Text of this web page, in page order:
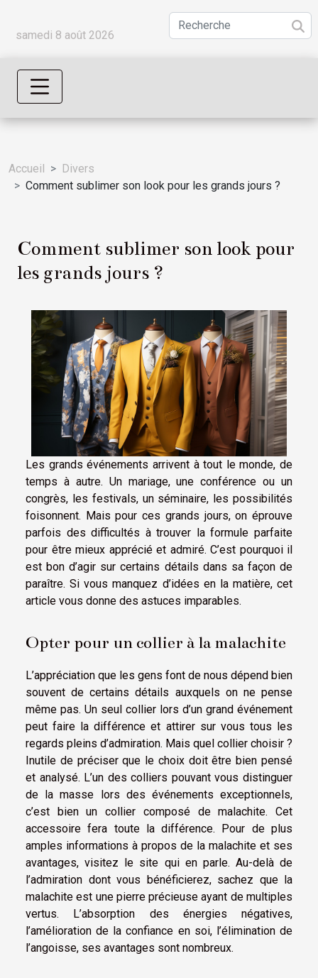
samedi 8 août 2026
Accueil
Divers
Comment sublimer son look pour les grands jours ?
Comment sublimer son look pour
les grands jours ?
Les grands événements arrivent à tout le monde, de
temps à autre. Un mariage, une conférence ou un
congrès, les festivals, un séminaire, les possibilités
foisonnent. Mais pour ces grands jours, on éprouve
parfois des difficultés à trouver la formule parfaite
pour être mieux apprécié et admiré. C’est pourquoi il
est bon d’agir sur certains détails dans sa façon de
paraître. Si vous manquez d’idées en la matière, cet
article vous donne des astuces imparables.
Opter pour un collier à la malachite
L’appréciation que les gens font de nous dépend bien
souvent de certains détails auxquels on ne pense
même pas. Un seul collier lors d’un grand événement
peut faire la différence et attirer sur vous tous les
regards pleins d’admiration. Mais quel collier choisir ?
Inutile de préciser que le choix doit être bien pensé
et analysé. L’un des colliers pouvant vous distinguer
de la masse lors des événements exceptionnels,
c’est bien un collier composé de malachite. Cet
accessoire fera toute la différence. Pour de plus
amples informations à propos de la malachite et ses
avantages,visitez le site qui en parle. Au-delà de
l’admiration dont vous bénéficierez, sachez que la
malachite est une pierre précieuse ayant de multiples
vertus. L’absorption des énergies négatives,
l’amélioration de la confiance en soi, l’élimination de
l’angoisse, ses avantages sont nombreux.